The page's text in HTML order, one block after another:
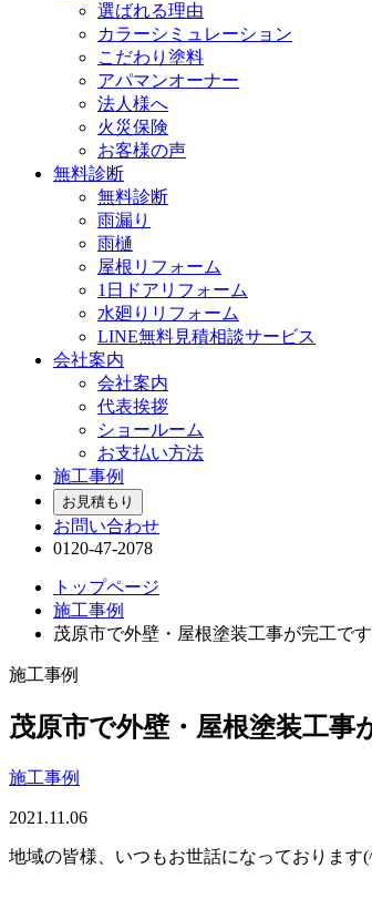
選ばれる理由
カラーシミュレーション
こだわり塗料
アパマンオーナー
法人様へ
火災保険
お客様の声
無料診断
無料診断
雨漏り
雨樋
屋根リフォーム
1日ドアリフォーム
水廻りリフォーム
LINE無料見積相談サービス
会社案内
会社案内
代表挨拶
ショールーム
お支払い方法
施工事例
お見積もり
お問い合わせ
0120-47-2078
トップページ
施工事例
茂原市で外壁・屋根塗装工事が完工です
施工事例
茂原市で外壁・屋根塗装工事
施工事例
2021.11.06
地域の皆様、いつもお世話になっております